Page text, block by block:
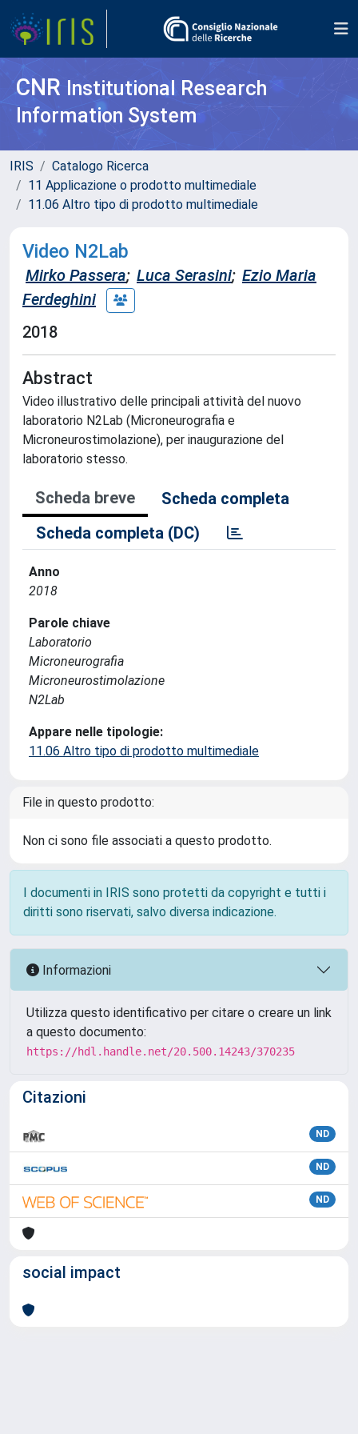
CNR Institutional Research
Information System
IRIS
Catalogo Ricerca
11 Applicazione o prodotto multimediale
11.06 Altro tipo di prodotto multimediale
Video N2Lab
Mirko Passera; Luca Serasini; Ezio Maria
Ferdeghini
2018
Abstract
Video illustrativo delle principali attività del nuovo
laboratorio N2Lab (Microneurografia e
Microneurostimolazione), per inaugurazione del
laboratorio stesso.
Scheda breve
Scheda completa
Scheda completa (DC)
Anno
2018
Parole chiave
Laboratorio
Microneurografia
Microneurostimolazione
N2Lab
Appare nelle tipologie:
11.06 Altro tipo di prodotto multimediale
File in questo prodotto:
Non ci sono file associati a questo prodotto.
I documenti in IRIS sono protetti da copyright e tutti i
diritti sono riservati, salvo diversa indicazione.
Informazioni
Utilizza questo identificativo per citare o creare un link
a questo documento:
https://hdl.handle.net/20.500.14243/370235
Citazioni
ND
ND
ND
social impact